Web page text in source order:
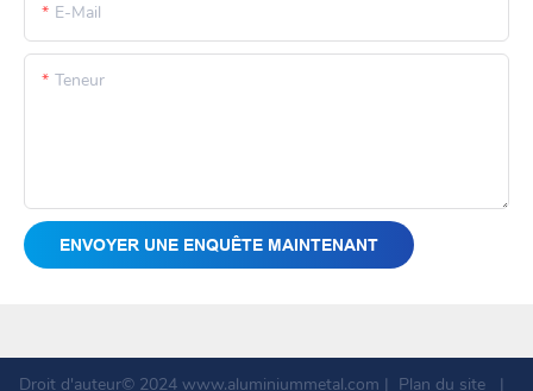
E-Mail
Teneur
ENVOYER UNE ENQUÊTE MAINTENANT
Droit d'auteur© 2024 www.aluminiummetal.com | Plan du site |